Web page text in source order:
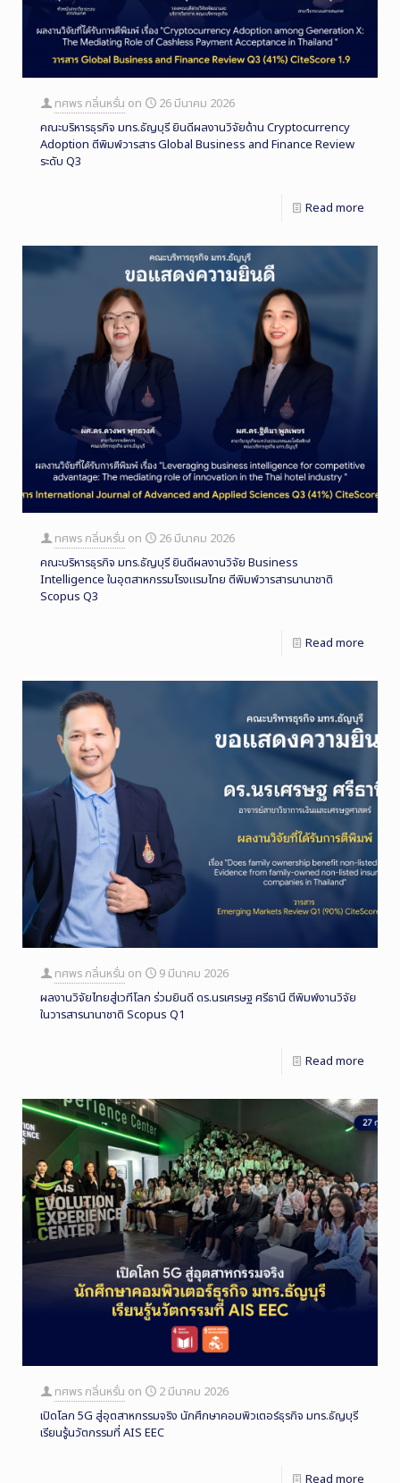
ทศพร กลิ่นหรั่น on
26 มีนาคม 2026
คณะบริหารธุรกิจ มทร.ธัญบุรี ยินดีผลงานวิจัยด้าน Cryptocurrency
Adoption ตีพิมพ์วารสาร Global Business and Finance Review
ระดับ Q3
Read more
ทศพร กลิ่นหรั่น on
26 มีนาคม 2026
คณะบริหารธุรกิจ มทร.ธัญบุรี ยินดีผลงานวิจัย Business
Intelligence ในอุตสาหกรรมโรงแรมไทย ตีพิมพ์วารสารนานาชาติ
Scopus Q3
Read more
ทศพร กลิ่นหรั่น on
9 มีนาคม 2026
ผลงานวิจัยไทยสู่เวทีโลก ร่วมยินดี ดร.นรเศรษฐ ศรีธานี ตีพิมพ์งานวิจัย
ในวารสารนานาชาติ Scopus Q1
Read more
ทศพร กลิ่นหรั่น on
2 มีนาคม 2026
เปิดโลก 5G สู่อุตสาหกรรมจริง นักศึกษาคอมพิวเตอร์ธุรกิจ มทร.ธัญบุรี
เรียนรู้นวัตกรรมที่ AIS EEC
Read more